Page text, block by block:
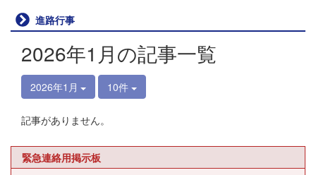
進路行事
2026年1月の記事一覧
2026年1月 10件
記事がありません。
緊急連絡用掲示板